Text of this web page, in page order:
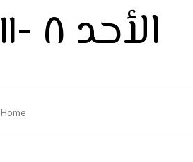
الأحد ٨ -١١-٢٠٢٠م – ٢٩ بابة ١٧٣٧ش
Home